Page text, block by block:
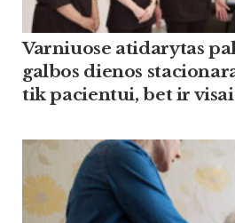
Var­niuo­se ati­da­ry­tas
gal­bos die­nos
tik pa­cien­tui, bet ir